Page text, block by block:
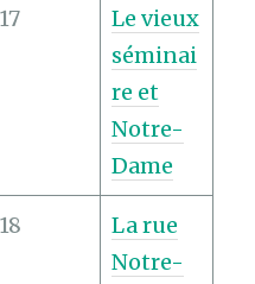
17
Le vieux
séminai
re et
Notre-
Dame
18
La rue
Notre-